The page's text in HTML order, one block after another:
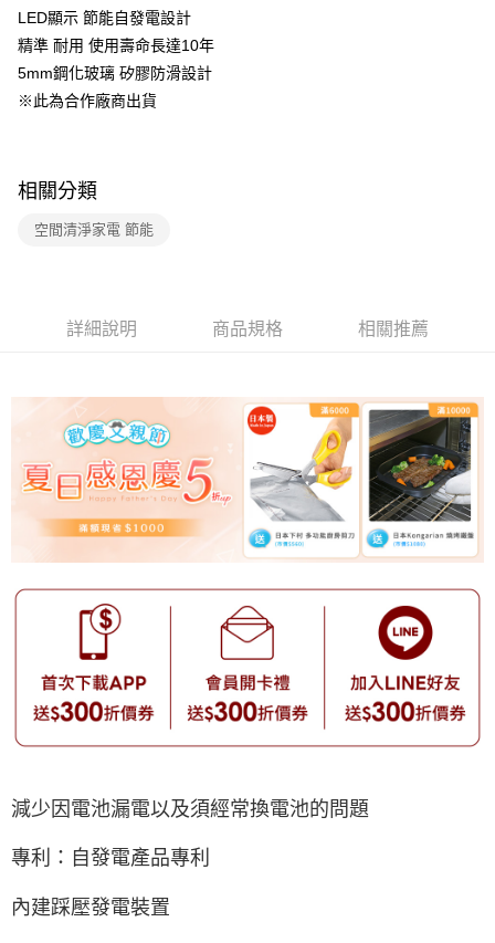
3.實際核准額度、可分期數及費用金額請依後續交易確認頁面所載為準。
4.訂單成立30分鐘內，如未前往確認交易或遇審核未通過，訂單將自動取
消。如遇「轉專審核」未通過狀況，表示未達大哥付你分期系統評分，恕無
法說明評估內容。
1.分期款項不併入電信帳單，「大哥付你分期」於每月結算日後寄送繳費提
1.本服務係由「台灣大哥大股份有限公司」（以下簡稱本公司）所提供，讓
由本公司與您本人進行分期帳單所需資料之確認、核對及更正。
宅配【父親節大回饋】限時$299免運
每筆NT$150，滿NT$299(含以上)免運費
LED顯示 節能自發電設計
精準 耐用 使用壽命長達10年
5mm鋼化玻璃 矽膠防滑設計
※此為合作廠商出貨
相關分類
空間清淨家電 節能
詳細說明 商品規格 相關推薦
減少因電池漏電以及須經常換電池的問題
專利：自發電產品專利
內建踩壓發電裝置